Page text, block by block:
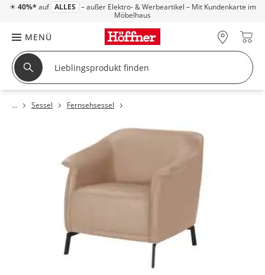
☀ 40%* auf ALLES – außer Elektro- & Werbeartikel – Mit Kundenkarte im
Möbelhaus
MENÜ
Sessel Fernsehsessel